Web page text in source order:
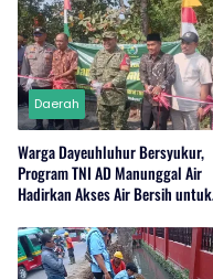
Daerah
Warga Dayeuhluhur Bersyukur,
Program TNI AD Manunggal Air
Hadirkan Akses Air Bersih untuk